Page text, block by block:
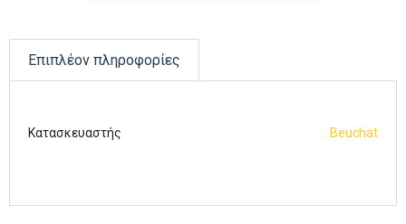
Επιπλέον πληροφορίες
Κατασκευαστής Beuchat